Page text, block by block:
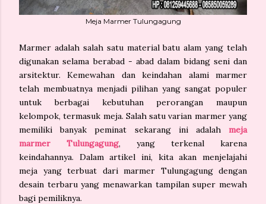
Meja Marmer Tulungagung
Marmer adalah salah satu material batu alam yang telah
digunakan selama berabad - abad dalam bidang seni dan
arsitektur. Kemewahan dan keindahan alami marmer
telah membuatnya menjadi pilihan yang sangat populer
untuk berbagai kebutuhan perorangan maupun
kelompok, termasuk meja. Salah satu varian marmer yang
memiliki banyak peminat sekarang ini adalah meja
marmer Tulungagung, yang terkenal karena
keindahannya. Dalam artikel ini, kita akan menjelajahi
meja yang terbuat dari marmer Tulungagung dengan
desain terbaru yang menawarkan tampilan super mewah
bagi pemiliknya.